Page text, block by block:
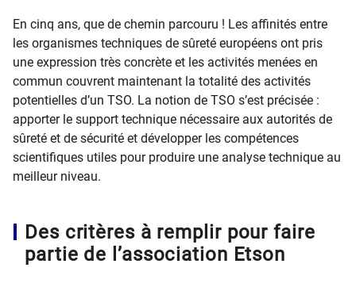
En cinq ans, que de chemin parcouru ! Les affinités entre
les organismes techniques de sûreté européens ont pris
une expression très concrète et les activités menées en
commun couvrent maintenant la totalité des activités
potentielles d’un TSO. La notion de TSO s’est précisée :
apporter le support technique nécessaire aux autorités de
sûreté et de sécurité et développer les compétences
scientifiques utiles pour produire une analyse technique au
meilleur niveau.
Des critères à remplir pour faire
partie de l’association Etson